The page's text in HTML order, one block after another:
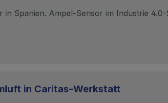
Spanien. Ampel-Sensor im Industrie
in Caritas-Werkstatt